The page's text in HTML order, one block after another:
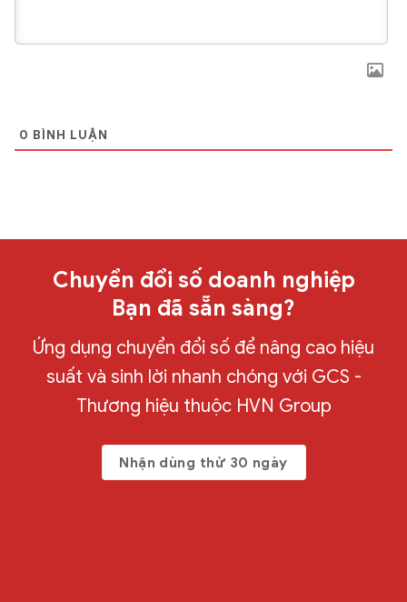
0 BÌNH LUẬN
Chuyển đổi số doanh nghiệp
Bạn đã sẵn sàng?
Ứng dụng chuyển đổi số để nâng cao hiệu
suất và sinh lời nhanh chóng với GCS -
Thương hiệu thuộc HVN Group
Nhận dùng thử 30 ngày